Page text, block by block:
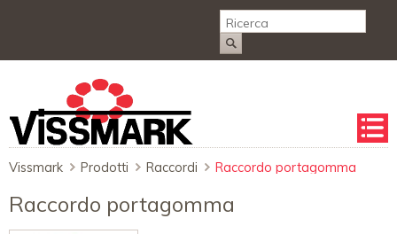
Salta
la
Vissmark Prodotti Raccordi Raccordo portagomma
Raccordo portagomma